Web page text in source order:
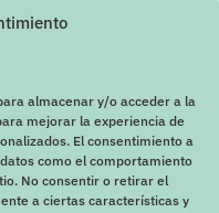
almacenar y/o acceder a la
mejorar la experiencia de
El consentimiento a
como el comportamiento
No consentir o retirar el
a ciertas características y